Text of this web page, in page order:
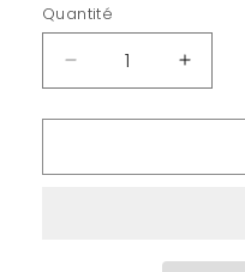
Quantité
Quantité
Réduire
la
quantité
NARUTO
la